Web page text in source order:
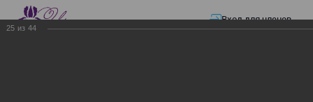
Вход для членов
25 из 44